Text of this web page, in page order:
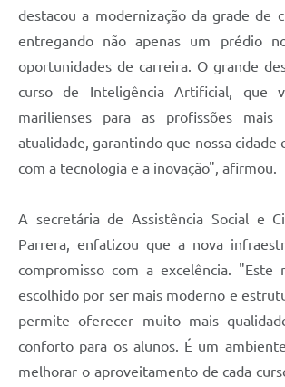
destacou a modernização da grade de
entregando não apenas um prédio
oportunidades de carreira. O grande
curso de Inteligência Artificial, que
marilienses para as profissões mais
atualidade, garantindo que nossa cidade
com a tecnologia e a inovação", afirmou.
A secretária de Assistência Social e
Parrera, enfatizou que a nova
compromisso com a excelência. "Este
escolhido por ser mais moderno e
permite oferecer muito mais
conforto para os alunos. É um
melhorar o aproveitamento de cada